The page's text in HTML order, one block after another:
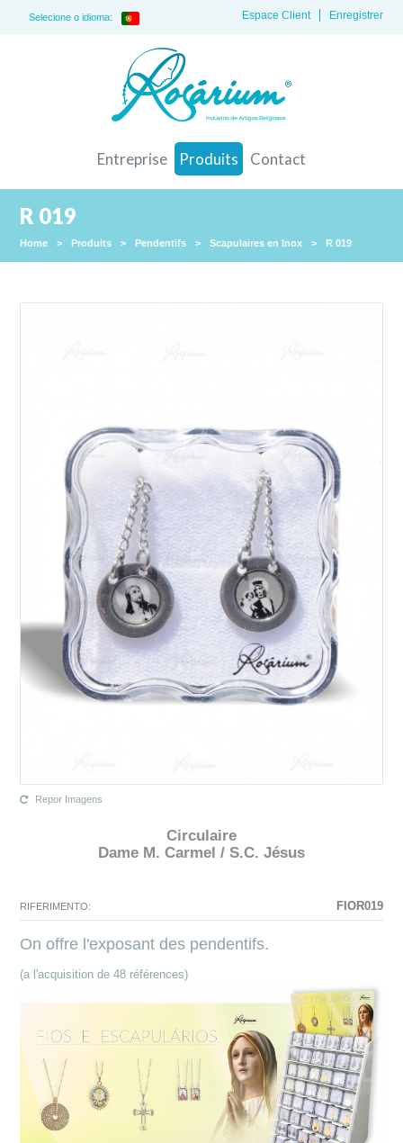
Selecione o idioma: Enregistrer
Espace Client
Entreprise Produits Contact
R 019
Home > Produits > Pendentifs > Scapulaires en Inox > R 019
Repor Imagens
Circulaire
Dame M. Carmel / S.C. Jésus
moment.
RIFERIMENTO: FIOR019
On offre l'exposant des pendentifs.
(a l'acquisition de 48 références)